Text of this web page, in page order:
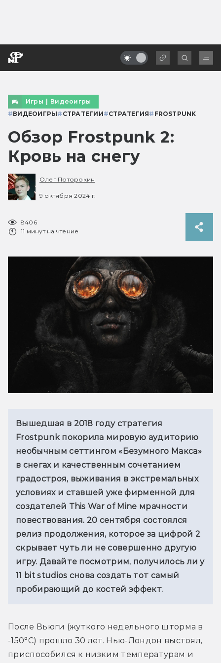
Игры | Видеоигры
#ВИДЕОИГРЫ# СТРАТЕГИИ#СТРАТЕГИЯ# FROSTPUNK
Обзор Frostpunk 2:
Кровь на снегу
Олег Поторокин
9 октября 2024 г.
8406
11 минут на чтение
Вышедшая в 2018 году стратегия
Frostpunk покорила мировую аудиторию
необычным сеттингом «Безумного Макса»
в снегах и качественным сочетанием
градостроя, выживания в экстремальных
условиях и ставшей уже фирменной для
создателей This War of Mine мрачности
повествования. 20 сентября состоялся
релиз продолжения, которое за цифрой 2
скрывает чуть ли не совершенно другую
игру. Давайте посмотрим, получилось ли у
11 bit studios снова создать тот самый
пробирающий до костей эффект.
После Вьюги (жуткого недельного шторма в
-150°С) прошло 30 лет. Нью-Лондон выстоял,
приспособился к низким температурам и